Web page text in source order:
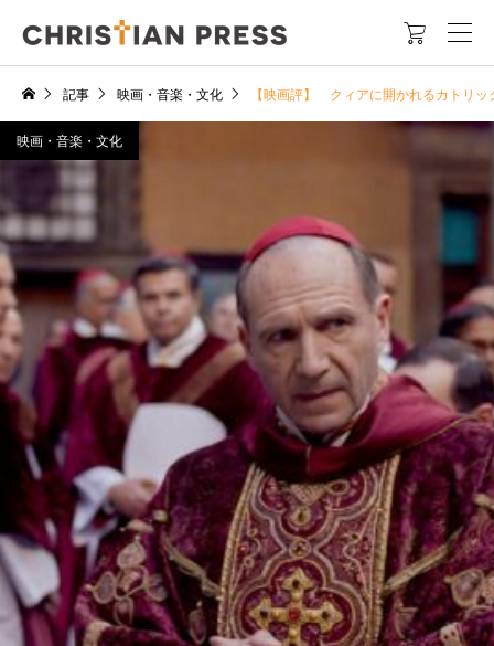

記事 映画・音楽・文化 【映画評】 クィアに開かれるカトリ
映画・音楽・文化